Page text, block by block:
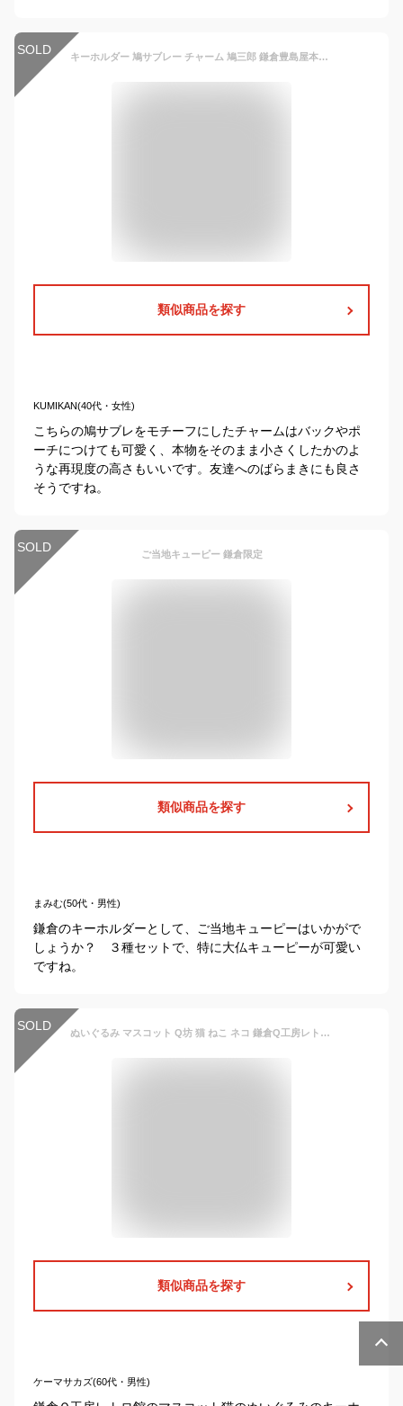
SOLD キーホルダー 鳩サブレー チャーム 鳩三郎 鎌倉豊島屋本店限定 G
類似商品を探す
KUMIKAN(40代・女性)
こちらの鳩サブレをモチーフにしたチャームはバックやポ
ーチにつけても可愛く、本物をそのまま小さくしたかのよ
うな再現度の高さもいいです。友達へのばらまきにも良さ
そうですね。
SOLD ご当地キューピー 鎌倉限定
類似商品を探す
まみむ(50代・男性)
鎌倉のキーホルダーとして、ご当地キューピーはいかがで
しょうか？ ３種セットで、特に大仏キューピーが可愛い
ですね。
SOLD ぬいぐるみ マスコット Q坊 猫 ねこ ネコ 鎌倉Q工房レトロ舘 キーホルダー【8707】鎌倉小町通り キャラクター アニマル 動物 有田ひろみ ちゃぼ内藤デザイン
類似商品を探す
ケーマサカズ(60代・男性)